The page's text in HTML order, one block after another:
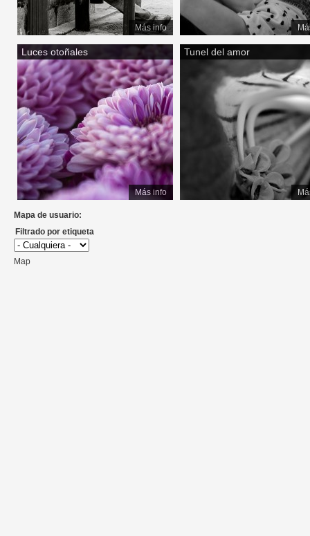
Más info
Luces otoñales
Más info
Tunel del amor
Mapa de usuario:
Filtrado por etiqueta
Map